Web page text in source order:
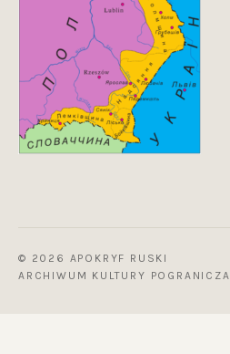
© 2026 APOKRYF RUSKI
ARCHIWUM KULTURY POGRANICZA